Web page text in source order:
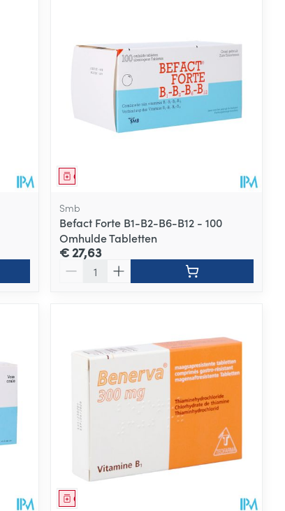
Geneesmiddel
Smb
Befact Forte B1-B2-B6-B12 - 100
Omhulde Tabletten
€ 27,63
Geneesmiddel